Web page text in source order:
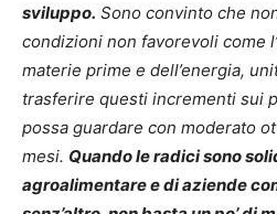
sviluppo. Sono convinto che
condizioni non favorevoli come
materie prime e dell’energia,
trasferire questi incrementi sui
possa guardare con moderato
mesi. Quando le radici sono
agroalimentare e di aziende